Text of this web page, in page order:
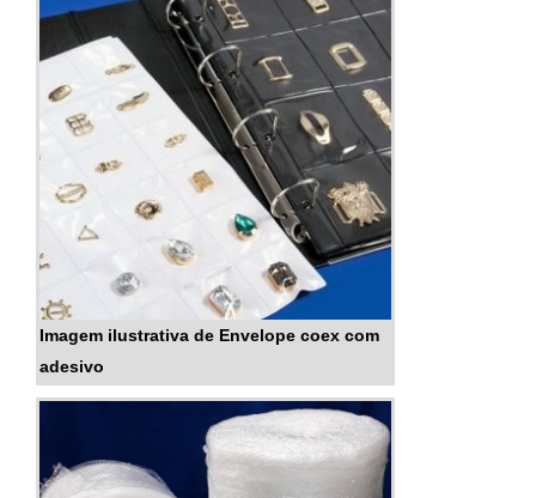
Imagem ilustrativa de Envelope coex com
adesivo